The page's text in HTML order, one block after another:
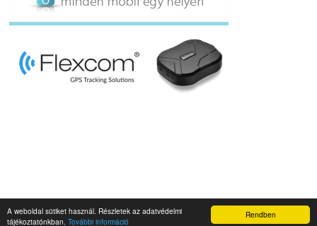
Rendben
A weboldal sütiket használ. Részletek az adatvédelmi
tájékoztatónkban. További információNapidroid.hu 2019